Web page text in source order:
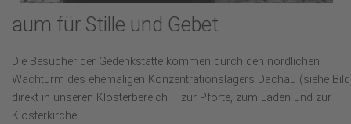
aum für Stille und Gebet
Die Besucher der Gedenkstätte kommen durch den nördlichen
Wachturm des ehemaligen Konzentrationslagers Dachau (siehe
direkt in unseren Klosterbereich – zur Pforte, zum Laden und zur
Klosterkirche.